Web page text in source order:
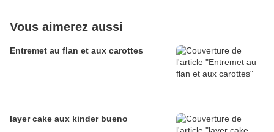
Vous aimerez aussi
Entremet au flan et aux carottes
layer cake aux kinder bueno